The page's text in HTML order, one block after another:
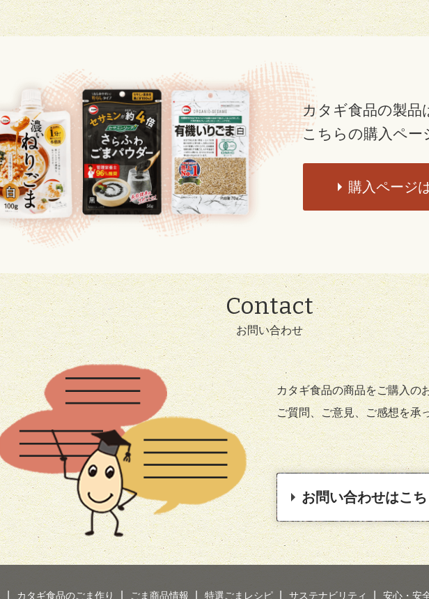
カタギ食品の製品
こちらの購入ペー
購入ページ
Contact
お問い合わせ
カタギ食品の商品をご購入の
ご質問、ご意見、ご感想を承
お問い合わせはこち
カタギ食品のごま作り ごま商品情報 特選ごまレシピ サステナビリティ 安心・安